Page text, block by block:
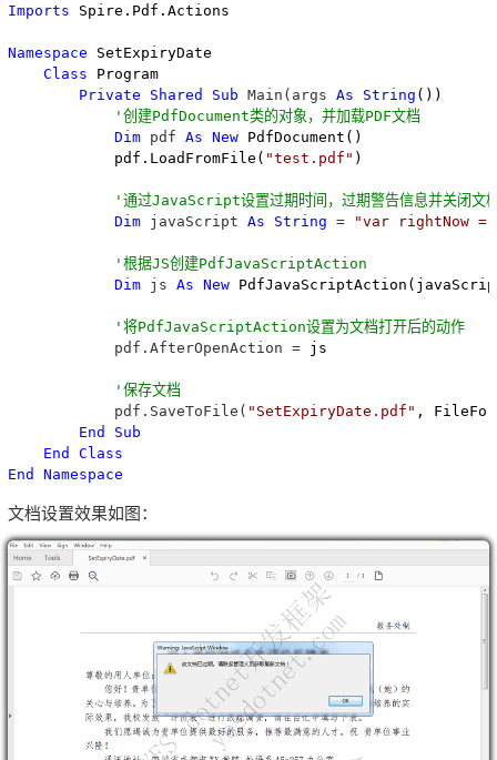
Imports Spire.Pdf.Actions
Namespace SetExpiryDate
Class Program
Private
Shared Sub Main(args As String ())
' 创建PdfDocument类的对象，并加载PDF文档
Dim pdf As New PdfDocument()
            pdf.LoadFromFile(
"test.pdf " )
' 通过JavaScript设置过期时间，过期警告信息并关闭文
Dim javaScript As String = "var rightNow =
' 根据JS创建PdfJavaScriptAction
Dim js As New
' 将PdfJavaScriptAction设置为文档打开后的动作
            pdf.AfterOpenAction =
js
' 保存文档
            pdf.SaveToFile(
" SetExpiryDate.pdf " ,
End Sub
End Class
End Namespace
文档设置效果如图：